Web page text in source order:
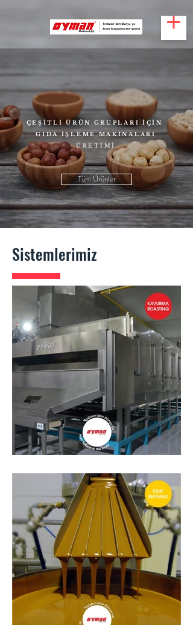
ÇEŞİTLİ ÜRÜN GRUPLARI İÇİN
GIDA İŞLEME MAKİNALARI
ÜRETİMİ
Tüm Ürünler
Sistemlerimiz